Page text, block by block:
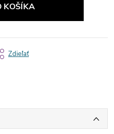
KOŠÍKA
Zdieľať